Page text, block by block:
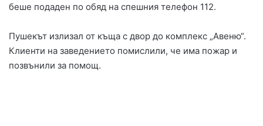
беше подаден по обяд на спешния телефон 112.
Пушекът излизал от къща с двор до комплекс „Авеню“.
Клиенти на заведението помислили, че има пожар и
позвънили за помощ.